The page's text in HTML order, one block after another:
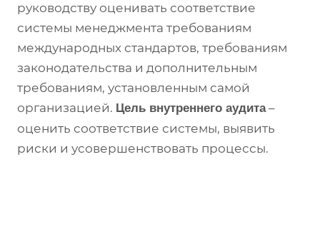
руководству оценивать соответствие
системы менеджмента требованиям
международных стандартов, требованиям
законодательства и дополнительным
требованиям, установленным самой
организацией. Цель внутреннего аудита–
оценить соответствие системы, выявить
риски и усовершенствовать процессы.